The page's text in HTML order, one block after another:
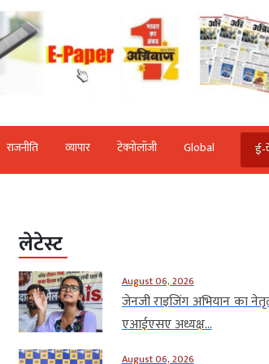
राजनीति व्‍यापार टेक्‍नोलॉजी Global ई-
लेटेस्ट
August 06, 2026
जेनजी राइजिंग अभियान का
एआईएसए अध्यक्ष...
August 06, 2026